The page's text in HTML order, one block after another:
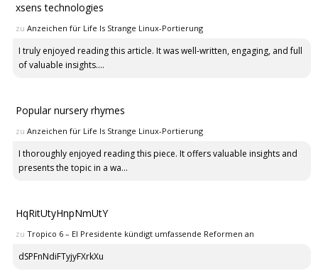
xsens technologies
zu Anzeichen für Life Is Strange Linux-Portierung
I truly enjoyed reading this article. It was well-written, engaging, and full
of valuable insights....
Popular nursery rhymes
zu Anzeichen für Life Is Strange Linux-Portierung
I thoroughly enjoyed reading this piece. It offers valuable insights and
presents the topic in a wa...
HqRitUtyHnpNmUtY
zu Tropico 6 – El Presidente kündigt umfassende Reformen an
dSPFnNdiFTyjyFXrkXu